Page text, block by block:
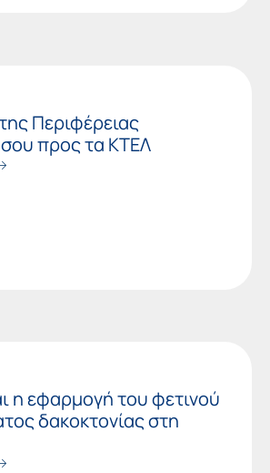
Περιφέρειας
προς τα ΚΤΕΛ
η εφαρμογή του φετινού
δακοκτονίας στη